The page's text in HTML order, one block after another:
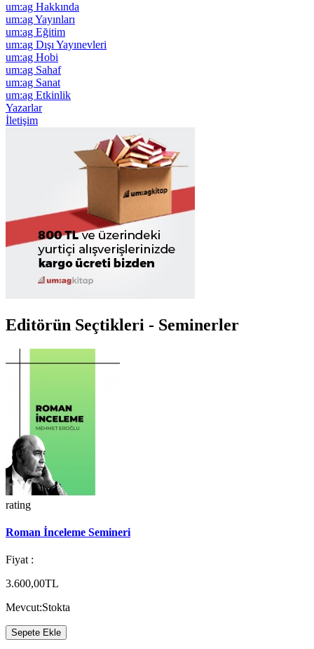
um:ag Hakkında
um:ag Yayınları
um:ag Eğitim
um:ag Dışı Yayınevleri
um:ag Hobi
um:ag Sahaf
um:ag Sanat
um:ag Etkinlik
Yazarlar
İletişim
Editörün Seçtikleri - Seminerler
rating
Roman İnceleme Semineri
Fiyat :
3.600,00TL
Mevcut:Stokta
Sepete Ekle